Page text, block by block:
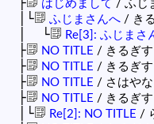
はじめまして / ふじ
│└ ふじまさんへ / き
│ └ Re[3]: ふじまさ
├ NO TITLE / きるぎ
├ NO TITLE / きるぎ
├ NO TITLE / さはや
├ NO TITLE / きるぎ
│└ Re[2]: NO TITLE /